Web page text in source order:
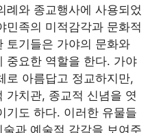
례와 종교행사에 사용되었
민족의 미적감각과 문화적
토기들은 가야의 문화와
중요한 역할을 한다. 가야
로 아름답고 정교하지만,
가치관, 종교적 신념을 엿
기도 하다. 이러한 유물들
과 예술적 감각을 보여주